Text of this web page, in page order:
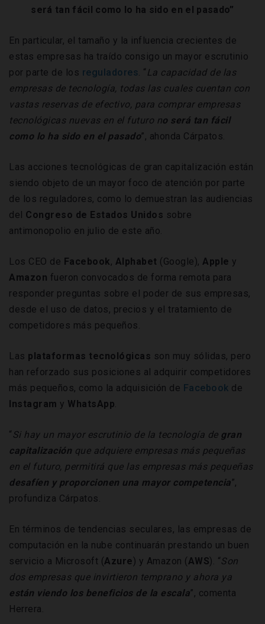
será tan fácil como lo ha sido en el pasado”
En particular, el tamaño y la influencia crecientes de
estas empresas ha traído consigo un mayor escrutinio
por parte de los reguladores. “ La capacidad de las
empresas de tecnología, todas las cuales cuentan con
vastas reservas de efectivo, para comprar empresas
tecnológicas nuevas en el futuro no será tan fácil
como lo ha sido en el pasado”, ahonda Cárpatos.
Las acciones tecnológicas de gran capitalización están
siendo objeto de un mayor foco de atención por parte
de los reguladores, como lo demuestran las audiencias
del Congreso de Estados Unidos sobre
antimonopolio en julio de este año.
Los CEO de Facebook, Alphabet (Google), Apple y
Amazon fueron convocados de forma remota para
responder preguntas sobre el poder de sus empresas,
desde el uso de datos, precios y el tratamiento de
competidores más pequeños.
Las plataformas tecnológicas son muy sólidas, pero
han reforzado sus posiciones al adquirir competidores
más pequeños, como la adquisición de Facebook de
Instagram y WhatsApp.
“ Si hay un mayor escrutinio de la tecnología de gran
capitalización que adquiere empresas más pequeñas
en el futuro, permitirá que las empresas más pequeñas
desafíen y proporcionen una mayor competencia”,
profundiza Cárpatos.
En términos de tendencias seculares, las empresas de
computación en la nube continuarán prestando un buen
servicio a Microsoft (Azure) y Amazon (AWS). “Son
dos empresas que invirtieron temprano y ahora ya
están viendo los beneficios de la escala”, comenta
Herrera.